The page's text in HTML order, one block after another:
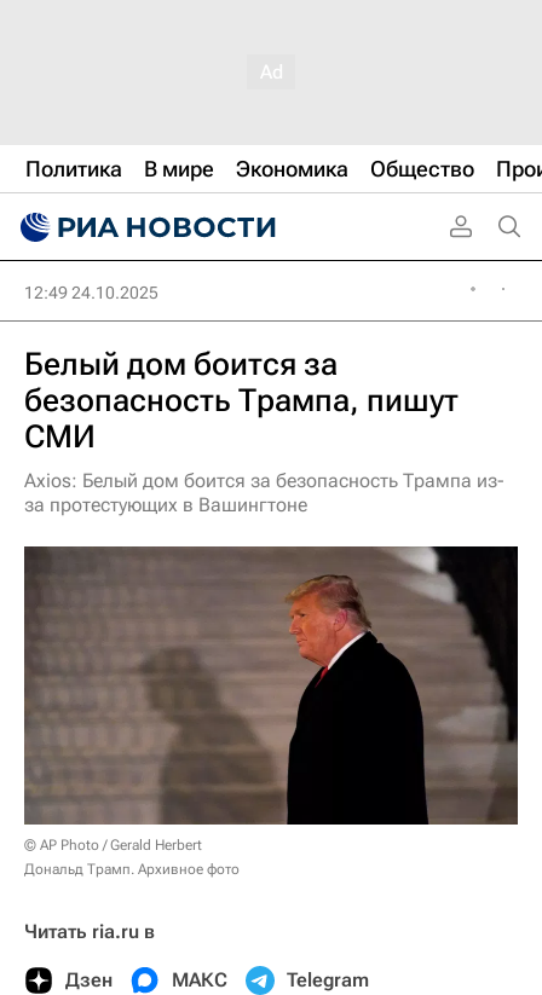
Политика В мире Экономика Общество
12:49 24.10.2025
Белый дом боится за
безопасность Трампа, пишут
СМИ
Axios: Белый дом боится за безопасность Трампа из-
за протестующих в Вашингтоне
© AP Photo / Gerald Herbert
Дональд Трамп. Архивное фото
Читать ria.ru в
Дзен МАКС Telegram